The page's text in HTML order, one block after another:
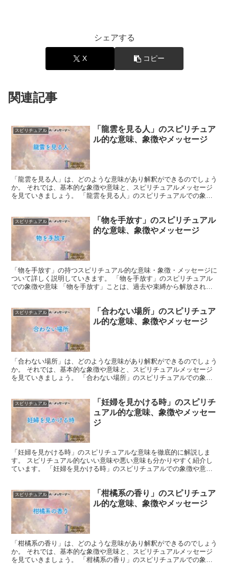
シェアする
X コピー
関連記事
スピリチュアル
「龍雲を見る人」のスピリチュア
ル的な意味、象徴やメッセージ
「龍雲を見る人」は、どのような意味があり解釈ができるのでしょう
か。 それでは、基本的な象徴や意味と、スピリチュアルメッセージ
を見ていきましょう。 「龍雲を見る人」のスピリチュアルでの象徴
スピリチュアル
「物を手放す」のスピリチュアル
的な意味、象徴やメッセージ
「物を手放す」の持つスピリチュアル的な意味・象徴・メッセージに
ついて詳しく説明していきます。 「物を手放す」のスピリチュアル
での象徴や意味 「物を手放す」ことは、過去や束縛から解放される
スピリチュアル
「合わない場所」のスピリチュア
ル的な意味、象徴やメッセージ
「合わない場所」は、どのような意味があり解釈ができるのでしょう
か。 それでは、基本的な象徴や意味と、スピリチュアルメッセージ
を見ていきましょう。 「合わない場所」のスピリチュアルでの象徴
スピリチュアル
「妊婦を見かける時」のスピリチ
ュアル的な意味、象徴やメッセー
ジ
「妊婦を見かける時」のスピリチュアルな意味を徹底的に解説しま
す。 スピリチュアル的ないい意味や悪い意味も分かりやすく紹介し
ています。 「妊婦を見かける時」のスピリチュアルでの象徴や意味
スピリチュアル
「柑橘系の香り」のスピリチュア
ル的な意味、象徴やメッセージ
「柑橘系の香り」は、どのような意味があり解釈ができるのでしょう
か。 それでは、基本的な象徴や意味と、スピリチュアルメッセージ
を見ていきましょう。 「柑橘系の香り」のスピリチュアルでの象徴